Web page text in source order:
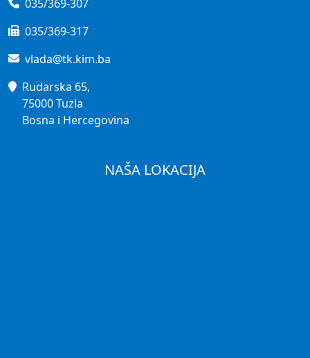
035/369-307
035/369-317
vlada@tk.kim.ba
Rudarska 65,
75000 Tuzla
Bosna i Hercegovina
NAŠA LOKACIJA